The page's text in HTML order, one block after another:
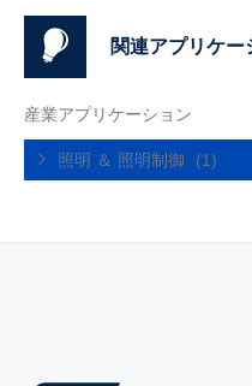
関連アプリケー
産業アプリケーション
照明 ＆ 照明制御 (1)